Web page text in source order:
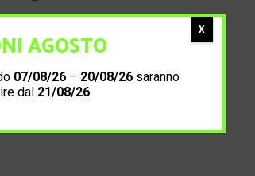
AGOSTO
07/08/26 – 20/08/26 saranno
dal 21/08/26.
X